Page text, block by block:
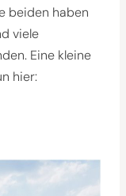
beiden haben
viele
Eine kleine
hier: